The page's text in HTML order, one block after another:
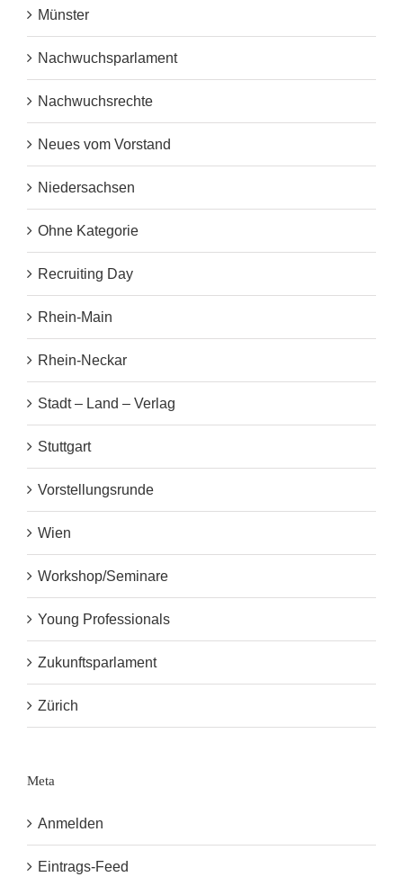
Münster
Nachwuchsparlament
Nachwuchsrechte
Neues vom Vorstand
Niedersachsen
Ohne Kategorie
Recruiting Day
Rhein-Main
Rhein-Neckar
Stadt – Land – Verlag
Stuttgart
Vorstellungsrunde
Wien
Workshop/Seminare
Young Professionals
Zukunftsparlament
Zürich
Meta
Anmelden
Eintrags-Feed